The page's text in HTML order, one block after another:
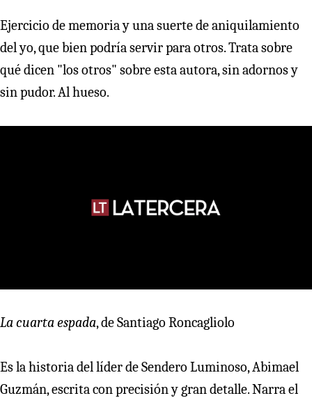
Ejercicio de memoria y una suerte de aniquilamiento
del yo, que bien podría servir para otros. Trata sobre
qué dicen "los otros" sobre esta autora, sin adornos y
sin pudor. Al hueso.
La cuarta espada, de Santiago Roncagliolo
Es la historia del líder de Sendero Luminoso, Abimael
Guzmán, escrita con precisión y gran detalle. Narra el